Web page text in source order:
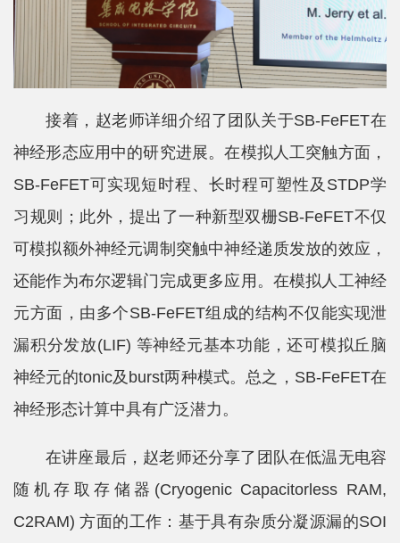
士
接着，赵老师详细介绍了团队关于SB-FeFET在
神经形态应用中的研究进展。在模拟人工突触方面，
SB-FeFET可实现短时程、长时程可塑性及STDP学
习规则；此外，提出了一种新型双栅SB-FeFET不仅
可模拟额外神经元调制突触中神经递质发放的效应，
还能作为布尔逻辑门完成更多应用。在模拟人工神经
元方面，由多个SB-FeFET组成的结构不仅能实现泄
漏积分发放(LIF) 等神经元基本功能，还可模拟丘脑
神经元的tonic及burst两种模式。总之，SB-FeFET在
神经形态计算中具有广泛潜力。
在讲座最后，赵老师还分享了团队在低温无电容
随机存取存储器(Cryogenic Capacitorless RAM,
C2RAM) 方面的工作：基于具有杂质分凝源漏的SOI